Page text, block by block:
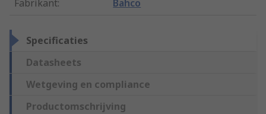
Fabrikant: Bahco
Specificaties
Datasheets
Wetgeving en compliance
Productomschrijving